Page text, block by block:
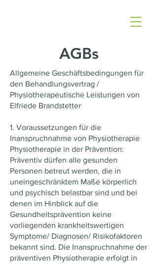
AGBs
Allgemeine Geschäftsbedingungen für
den Behandlungsvertrag /
Physiotherapeutische Leistungen von
Elfriede Brandstetter
1. Voraussetzungen für die
Inanspruchnahme von Physiotherapie
Physiotherapie in der Prävention:
Präventiv dürfen alle gesunden
Personen betreut werden, die in
uneingeschränktem Maße körperlich
und psychisch belastbar sind und bei
denen im Hinblick auf die
Gesundheitsprävention keine
vorliegenden krankheitswertigen
Symptome/ Diagnosen/ Risikofaktoren
bekannt sind. Die Inanspruchnahme der
präventiven Physiotherapie erfolgt in